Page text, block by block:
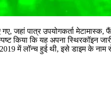
जहां पात्र उपयोगकर्ता
किया कि यह अपना स्थिरकॉइन
में लॉन्च हुई थी, इसे डाइम के नाम